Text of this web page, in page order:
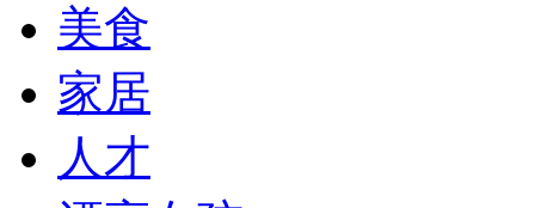
美食
家居
人才